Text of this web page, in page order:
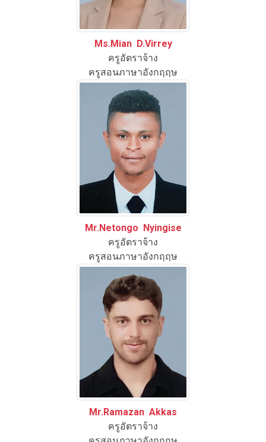
Ms.Mian D.Virrey
ครูอัตราจ้าง
ครูสอนภาษาอังกฤฤษ
Mr.Netongo Nyingise
ครูอัตราจ้าง
ครูสอนภาษาอังกฤฤษ
Mr.Ramazan Akkas
ครูอัตราจ้าง